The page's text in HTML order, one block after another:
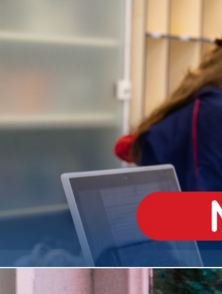
INFANTIL
todos os dias
MÉDIO
igh School
Dupla Diplomação
ANO FUNDAMENTAL